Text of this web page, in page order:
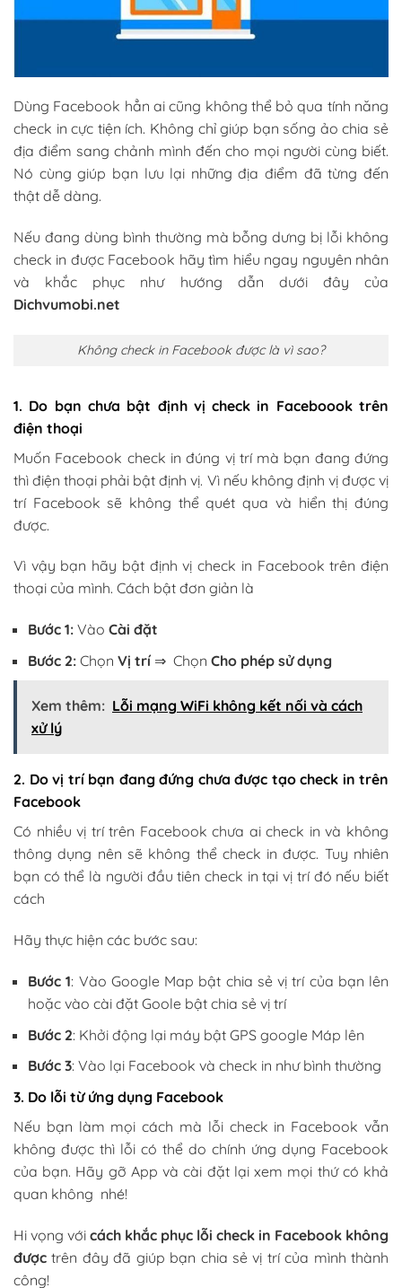
Dùng Facebook hẳn ai cũng không thể bỏ qua tính năng
check in cực tiện ích. Không chỉ giúp bạn sống ảo chia sẻ
địa điểm sang chảnh mình đến cho mọi người cùng biết.
Nó cùng giúp bạn lưu lại những địa điểm đã từng đến
thật dễ dàng.
Nếu đang dùng bình thường mà bỗng dưng bị lỗi không
check in được Facebook hãy tìm hiểu ngay nguyên nhân
và khắc phục như hướng dẫn dưới đây của
Dichvumobi.net
Không check in Facebook được là vì sao?
1. Do bạn chưa bật định vị check in Faceboook trên
điện thoại
Muốn Facebook check in đúng vị trí mà bạn đang đứng
thì điện thoại phải bật định vị. Vì nếu không định vị được vị
trí Facebook sẽ không thể quét qua và hiển thị đúng
được.
Vì vậy bạn hãy bật định vị check in Facebook trên điện
thoại của mình. Cách bật đơn giản là
Bước 1: Vào Cài đặt
Bước 2: Chọn Vị trí ⇒ Chọn Cho phép sử dụng
Xem thêm: Lỗi mạng WiFi không kết nối và cách
xử lý
2. Do vị trí bạn đang đứng chưa được tạo check in trên
Facebook
Có nhiều vị trí trên Facebook chưa ai check in và không
thông dụng nên sẽ không thể check in được. Tuy nhiên
bạn có thể là người đầu tiên check in tại vị trí đó nếu biết
cách
Hãy thực hiện các bước sau:
Bước 1: Vào Google Map bật chia sẻ vị trí của bạn lên
hoặc vào cài đặt Goole bật chia sẻ vị trí
Bước 2: Khởi động lại máy bật GPS google Máp lên
Bước 3: Vào lại Facebook và check in như bình thường
3. Do lỗi từ ứng dụng Facebook
Nếu bạn làm mọi cách mà lỗi check in Facebook vẫn
không được thì lỗi có thể do chính ứng dụng Facebook
của bạn. Hãy gỡ App và cài đặt lại xem mọi thứ có khả
quan không nhé!
Hi vọng với cách khắc phục lỗi check in Facebook không
đượctrên đây đã giúp bạn chia sẻ vị trí của mình thành
công!